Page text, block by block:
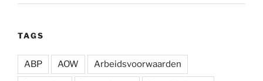
TAGS
ABP AOW Arbeidsvoorwaarden